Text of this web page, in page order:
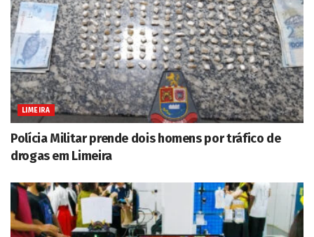
LIMEIRA
Polícia Militar prende dois homens por tráfico de
drogas em Limeira